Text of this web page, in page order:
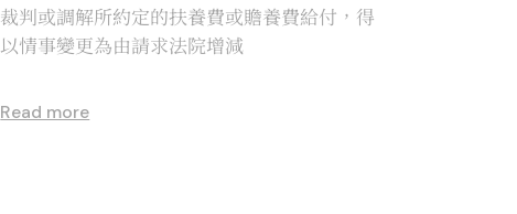
裁判或調解所約定的扶養費或贍養費給付，得
以情事變更為由請求法院增減
Read more